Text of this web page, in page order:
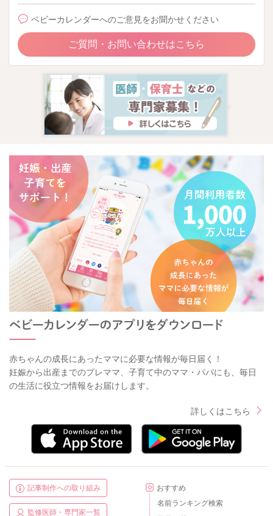
ベビーカレンダーへのご意見をお聞かせください
ご質問・お問い合わせはこちら
赤ちゃんの成長にあったママに必要な情報が毎日届く！
妊娠から出産までのプレママ、子育て中のママ・パパにも、毎日
の生活に役立つ情報をお届けします。
詳しくはこちら
記事制作への取り組み
監修医師・専門家一覧
おすすめ
名前ランキング検索